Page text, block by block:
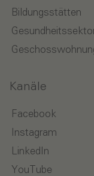
Bildungsstätten
Kanäle
Facebook
Instagram
LinkedIn
YouTube